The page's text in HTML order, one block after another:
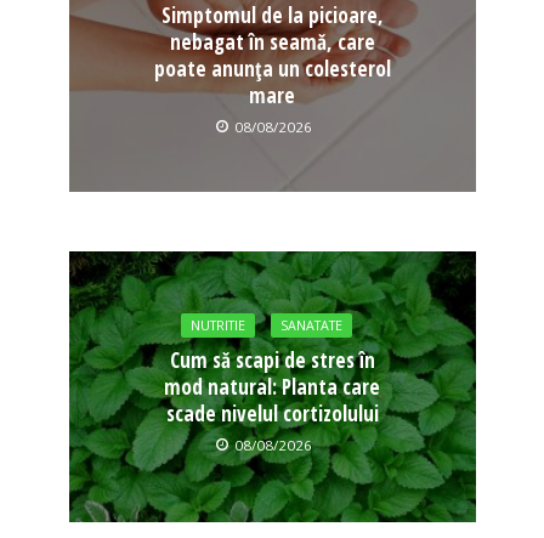
Simptomul de la picioare,
nebagat în seamă, care
poate anunța un colesterol
mare
08/08/2026
NUTRITIE SANATATE
Cum să scapi de stres în
mod natural: Planta care
scade nivelul cortizolului
08/08/2026